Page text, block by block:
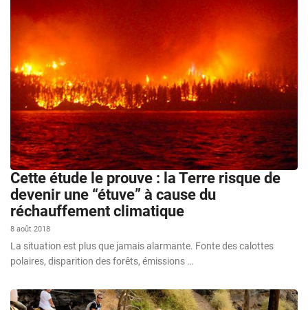
Cette étude le prouve : la Terre risque de
devenir une “étuve” à cause du
réchauffement climatique
8 août 2018
La situation est plus que jamais alarmante. Fonte des calottes
polaires, disparition des forêts, émissions …